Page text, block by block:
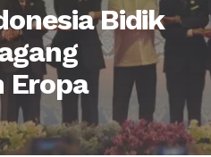
Bidik
Eropa